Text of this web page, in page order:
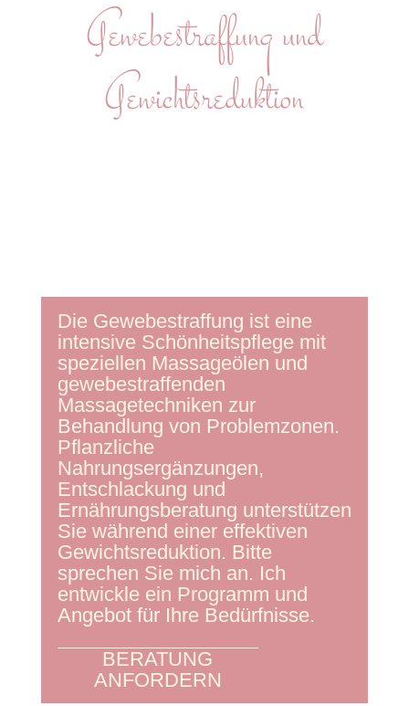
Gewebestraffung und
Gewichtsreduktion
Die Gewebestraffung ist eine
intensive Schönheitspflege mit
speziellen Massageölen und
gewebestraffenden
Massagetechniken zur
Behandlung von Problemzonen.
Pflanzliche
Nahrungsergänzungen,
Entschlackung und
Ernährungsberatung unterstützen
Sie während einer effektiven
Gewichtsreduktion. Bitte
sprechen Sie mich an. Ich
entwickle ein Programm und
Angebot für Ihre Bedürfnisse.
BERATUNG
ANFORDERN